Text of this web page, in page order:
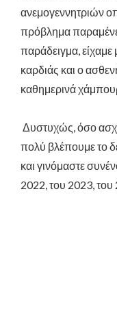
ανεμογεννητριών
πρόβλημα
παράδειγμα, είχαμε
καρδιάς και ο
καθημερινά
Δυστυχώς, όσο
πολύ βλέπουμε το
και γινόμαστε
2022, του 2023, του